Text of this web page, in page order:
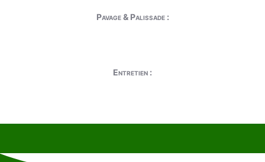
Pavage & Palissade :
Entretien :